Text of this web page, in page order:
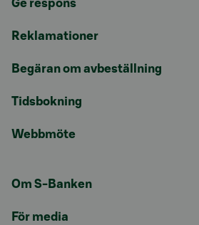
Ge respons
Reklamationer
Begäran om avbeställning
Tidsbokning
Webbmöte
Om S-Banken
För media